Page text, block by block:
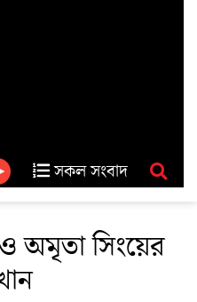
সকল সংবাদ
অমৃতা সিংয়ের